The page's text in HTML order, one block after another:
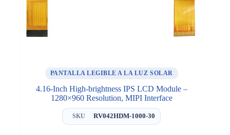
PANTALLA LEGIBLE A LA LUZ SOLAR
4.16-Inch High-brightness IPS LCD Module –
1280×960 Resolution, MIPI Interface
SKU RV042HDM-1000-30